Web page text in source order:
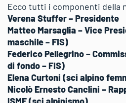
Ecco tutti i componenti della
Verena Stuffer – Presidente
Matteo Marsaglia – Vice
maschile – FIS)
Federico Pellegrino –
di fondo – FIS)
Elena Curtoni (sci alpino
Nicolò Ernesto Canclini –